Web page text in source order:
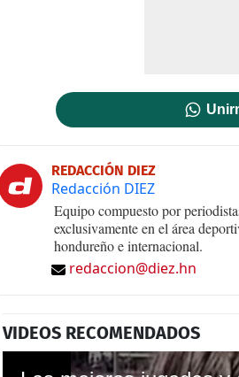
REDACCIÓN DIEZ
Redacción DIEZ
Equipo compuesto por
exclusivamente en el área
hondureño e internacional.
redaccion@diez.hn
VIDEOS RECOMENDADOS